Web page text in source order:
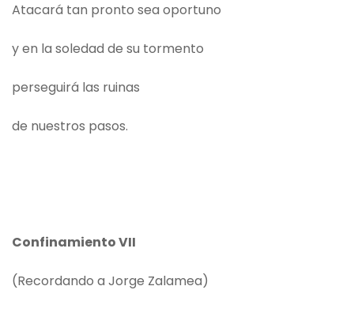
Atacará tan pronto sea oportuno
y en la soledad de su tormento
perseguirá las ruinas
de nuestros pasos.
Confinamiento VII
(Recordando a Jorge Zalamea)